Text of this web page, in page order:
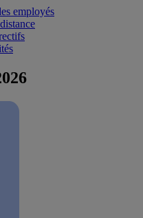
employés